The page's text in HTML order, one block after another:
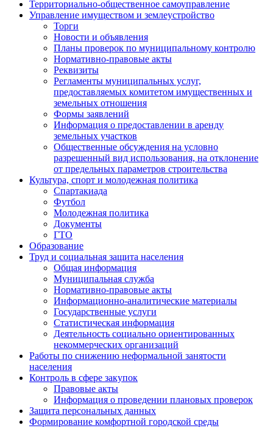
Территориально-общественное самоуправление
Управление имуществом и землеустройство
Торги
Новости и объявления
Планы проверок по муниципальному контролю
Нормативно-правовые акты
Реквизиты
Регламенты муниципальных услуг,
предоставляемых комитетом имущественных и
земельных отношения
Формы заявлений
Информация о предоставлении в аренду
земельных участков
Общественные обсуждения на условно
разрешенный вид использования, на отклонение
от предельных параметров строительства
Культура, спорт и молодежная политика
Спартакиада
Футбол
Молодежная политика
Документы
ГТО
Образование
Труд и социальная защита населения
Общая информация
Муниципальная служба
Нормативно-правовые акты
Информационно-аналитические материалы
Государственные услуги
Статистическая информация
Деятельность социально ориентированных
некоммерческих организаций
Работы по снижению неформальной занятости
населения
Контроль в сфере закупок
Правовые акты
Информация о проведении плановых проверок
Защита персональных данных
Формирование комфортной городской среды